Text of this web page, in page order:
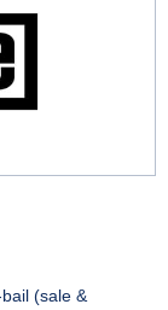
(sale &